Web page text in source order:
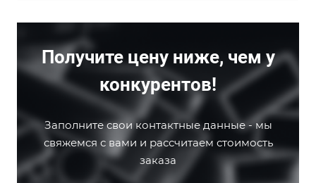
Получите цену ниже, чем у
конкурентов!
Заполните свои контактные данные - мы
свяжемся с вами и рассчитаем стоимость
заказа